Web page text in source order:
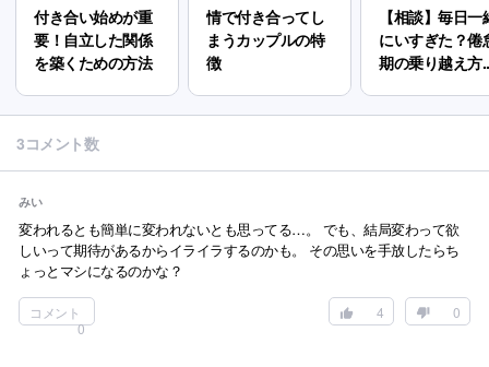
付き合い始めが重
要！自立した関係
を築くための方法
情で付き合ってし
まうカップルの特
徴
【相談】毎日一
にいすぎた？倦
期の乗り越え方
3コメント数
みい
変われるとも簡単に変われないとも思ってる…。 でも、結局変わって欲
しいって期待があるからイライラするのかも。 その思いを手放したらち
ょっとマシになるのかな？
コメント
0
0
4